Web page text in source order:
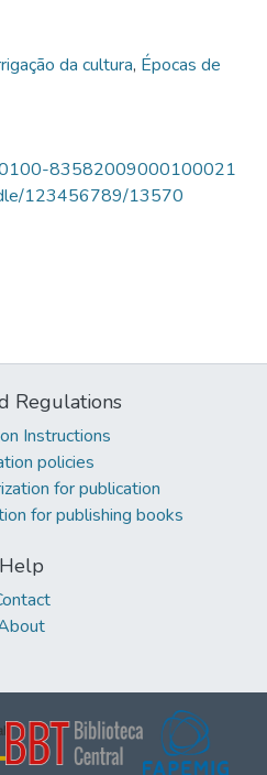
da cultura, Épocas de
83582009000100021
123456789/13570
Regulations
Instructions
policies
for publication
for publishing books
Help